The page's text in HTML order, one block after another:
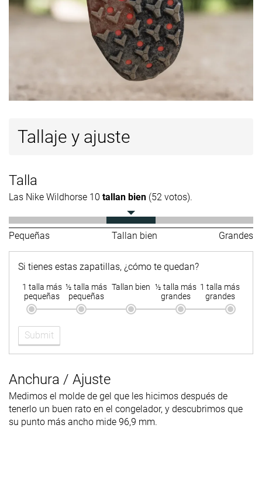
Tallaje y ajuste
Talla
Las Nike Wildhorse 10 tallan bien (52 votos).
Pequeñas Tallan bien Grandes
Si tienes estas zapatillas, ¿cómo te quedan?
1 talla más
pequeñas
½ talla más
pequeñas
Tallan bien ½ talla más
grandes
1 talla más
grandes
Submit
Anchura / Ajuste
Medimos el molde de gel que les hicimos después de
tenerlo un buen rato en el congelador, y descubrimos que
su punto más ancho mide 96,9 mm.